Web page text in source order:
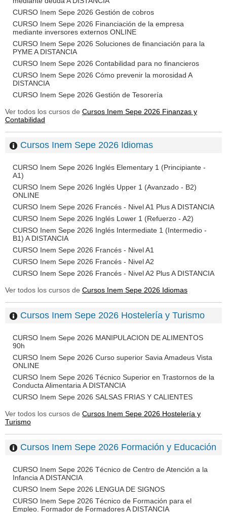
CURSO Inem Sepe 2026 Gestión de cobros
CURSO Inem Sepe 2026 Financiación de la empresa
mediante inversores externos ONLINE
CURSO Inem Sepe 2026 Soluciones de financiación para la
PYME A DISTANCIA
CURSO Inem Sepe 2026 Contabilidad para no financieros
CURSO Inem Sepe 2026 Cómo prevenir la morosidad A
DISTANCIA
CURSO Inem Sepe 2026 Gestión de Tesorería
Ver todos los cursos de Cursos Inem Sepe 2026 Finanzas y
Contabilidad
Cursos Inem Sepe 2026 Idiomas
CURSO Inem Sepe 2026 Inglés Elementary 1 (Principiante -
A1)
CURSO Inem Sepe 2026 Inglés Upper 1 (Avanzado - B2)
ONLINE
CURSO Inem Sepe 2026 Francés - Nivel A1 Plus A DISTANCIA
CURSO Inem Sepe 2026 Inglés Lower 1 (Refuerzo - A2)
CURSO Inem Sepe 2026 Inglés Intermediate 1 (Intermedio -
B1) A DISTANCIA
CURSO Inem Sepe 2026 Francés - Nivel A1
CURSO Inem Sepe 2026 Francés - Nivel A2
CURSO Inem Sepe 2026 Francés - Nivel A2 Plus A DISTANCIA
Ver todos los cursos de Cursos Inem Sepe 2026 Idiomas
Cursos Inem Sepe 2026 Hostelería y Turismo
CURSO Inem Sepe 2026 MANIPULACION DE ALIMENTOS
90h
CURSO Inem Sepe 2026 Curso superior Savia Amadeus Vista
ONLINE
CURSO Inem Sepe 2026 Técnico Superior en Trastornos de la
Conducta Alimentaria A DISTANCIA
CURSO Inem Sepe 2026 SALSAS FRIAS Y CALIENTES
Ver todos los cursos de Cursos Inem Sepe 2026 Hostelería y
Turismo
Cursos Inem Sepe 2026 Formación y Educación
CURSO Inem Sepe 2026 Técnico de Centro de Atención a la
Infancia A DISTANCIA
CURSO Inem Sepe 2026 LENGUA DE SIGNOS
CURSO Inem Sepe 2026 Técnico de Formación para el
Empleo. Formador de Formadores A DISTANCIA